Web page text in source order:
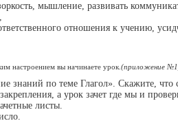
мышление, развивать
отношения к учению,
настроением вы начинаете урок .(приложение
знаний по теме Глагол». Скажите, что
а урок зачет где мы и
листы.